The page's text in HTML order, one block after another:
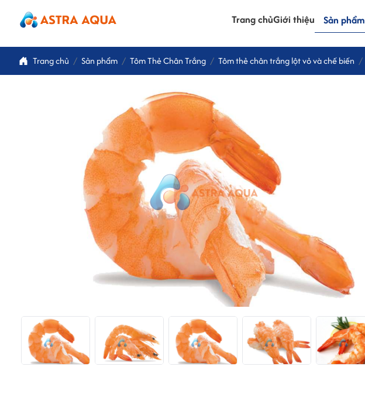
Trang chủGiới thiệu Sản phẩm
Trang chủ Sản phẩm Tôm Thẻ Chân Trắng Tôm thẻ chân trắng lột vỏ và chế biến